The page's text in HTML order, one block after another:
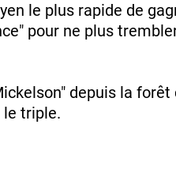
le plus rapide de
pour ne plus
depuis la
le triple.